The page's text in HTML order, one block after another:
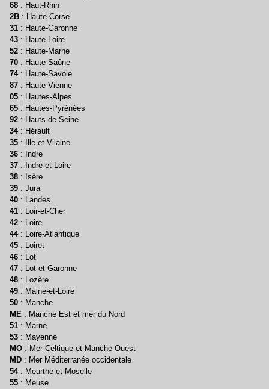
68 : Haut-Rhin
2B : Haute-Corse
31 : Haute-Garonne
43 : Haute-Loire
52 : Haute-Marne
70 : Haute-Saône
74: Haute-Savoie
87 : Haute-Vienne
05 : Hautes-Alpes
65 : Hautes-Pyrénées
92 : Hauts-de-Seine
34: Hérault
35 : Ille-et-Vilaine
36 : Indre
37 : Indre-et-Loire
38 : Isère
39 : Jura
40 : Landes
41 : Loir-et-Cher
42 : Loire
44: Loire-Atlantique
45 : Loiret
46 : Lot
47 : Lot-et-Garonne
48 : Lozère
49 : Maine-et-Loire
50 : Manche
ME : Manche Est et mer du Nord
51 : Marne
53 : Mayenne
MO : Mer Celtique et Manche Ouest
MD : Mer Méditerranée occidentale
54: Meurthe-et-Moselle
55 : Meuse